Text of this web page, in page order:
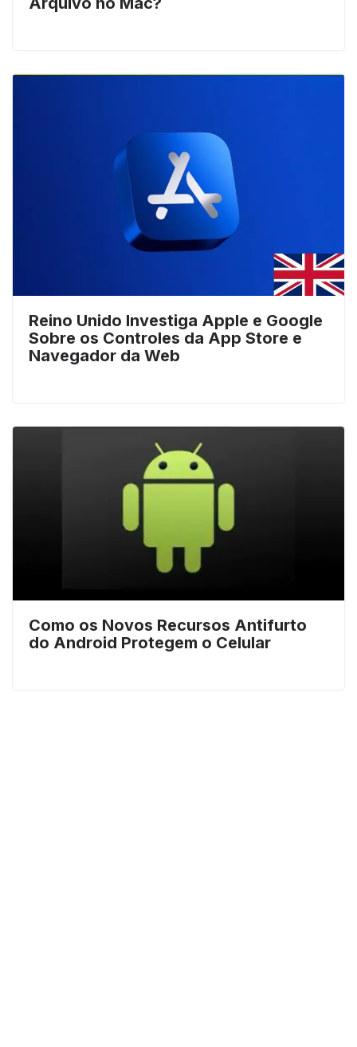
Reino Unido Investiga Apple e Google
Sobre os Controles da App Store e
Navegador da Web
Como os Novos Recursos Antifurto
do Android Protegem o Celular